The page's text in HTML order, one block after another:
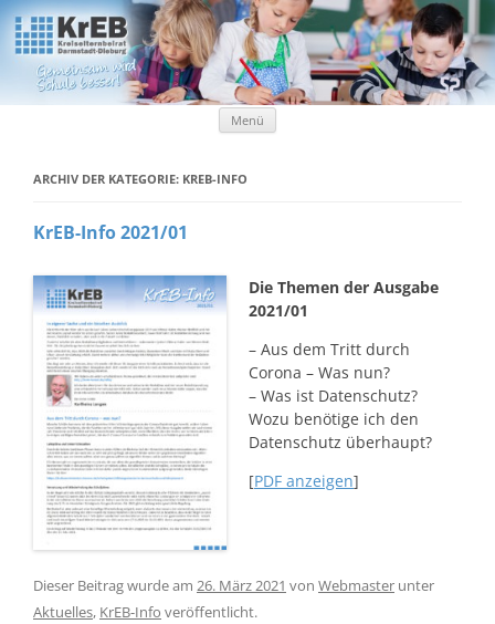
KrEB Darmstadt-Dieburg
Kreiselternbeirat Darmstadt-Dieburg
Menü
ARCHIV DER KATEGORIE: KREB-INFO
KrEB-Info 2021/01
Die Themen der Ausgabe
2021/01
– Aus dem Tritt durch
Corona – Was nun?
– Was ist Datenschutz?
Wozu benötige ich den
Datenschutz überhaupt?
[PDF anzeigen]
Dieser Beitrag wurde am 26. März 2021 von Webmaster unter
Aktuelles, KrEB-Info veröffentlicht.